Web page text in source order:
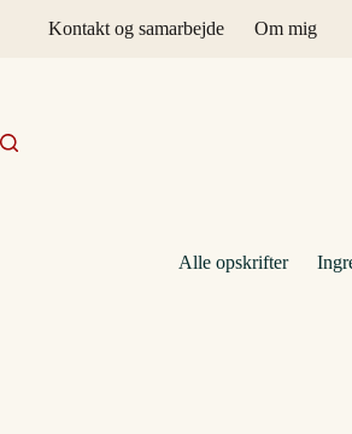
Kontakt og samarbejde Om mig
Alle opskrifter